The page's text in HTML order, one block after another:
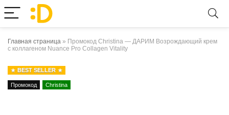
Главная страница » Промокод Christina — ДАРИМ Возрождающий крем
с коллагеном Nuance Pro Collagen Vitality
BEST SELLER
Промокод Christina